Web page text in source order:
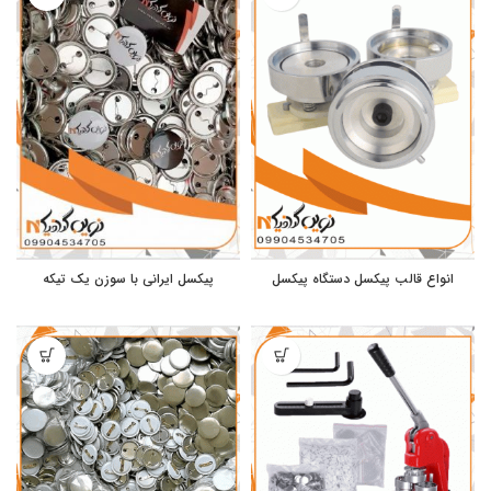
انواع قالب پیکسل دستگاه پیکسل پیکسل ایرانی با سوزن یک تیکه